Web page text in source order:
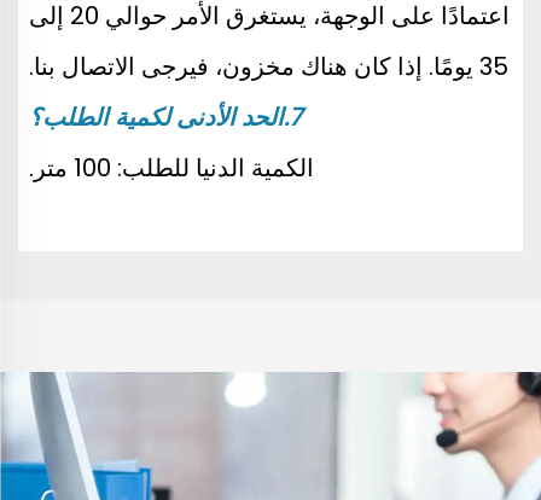
35 يومًا. إذا كان هناك مخزون، فيرجى الاتصال بنا.
7.الحد الأدنى لكمية الطلب؟
الكمية الدنيا للطلب: 100 متر.